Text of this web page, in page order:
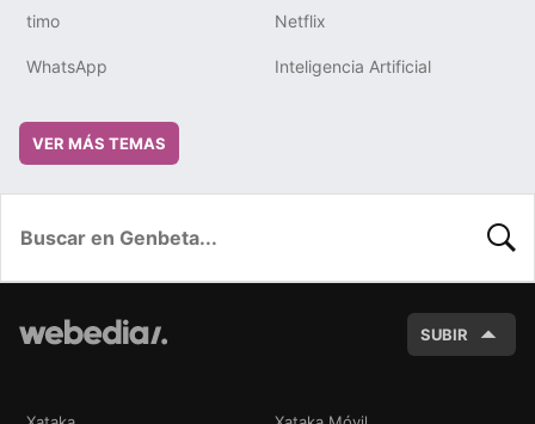
timo Netflix
WhatsApp Inteligencia Artificial
VER MÁS TEMAS
SUBIR